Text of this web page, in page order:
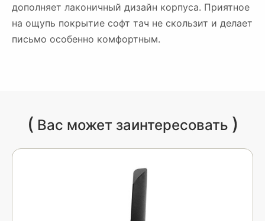
дополняет лаконичный дизайн корпуса. Приятное
на ощупь покрытие софт тач не скользит и делает
письмо особенно комфортным.
( Вас может заинтересовать )